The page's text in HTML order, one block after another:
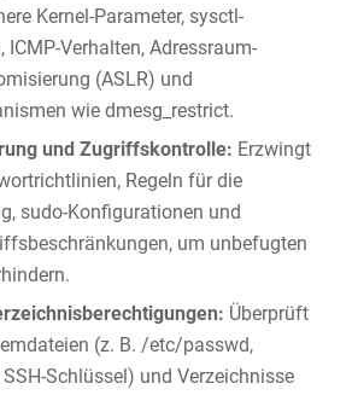
Kernel-Parameter, sysctl-
ICMP-Verhalten, Adressraum-
(ASLR) und
wie dmesg_restrict.
und Zugriffskontrolle: Erzwingt
Regeln für die
sudo-Konfigurationen und
um unbefugten
Überprüft
(z. B. /etc/passwd,
Schlüssel) und Verzeichnisse